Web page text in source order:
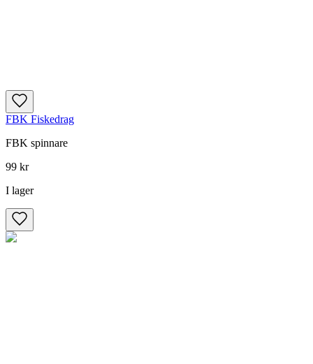
FBK Fiskedrag
FBK spinnare
99 kr
I lager